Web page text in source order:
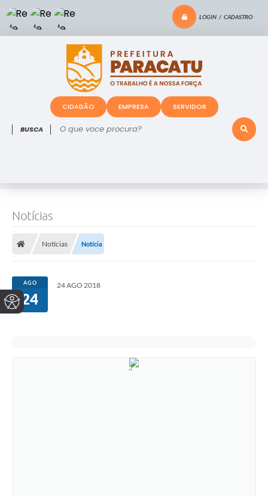
LOGIN / CADASTRO
O que voce procura?
CIDADÃO EMPRESA SERVIDOR
Notícias
Notícias Notícia
AGO
24
24 AGO 2018